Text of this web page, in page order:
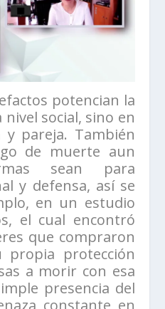
potencian la
social, sino en
pareja. También
de muerte aun
sean para
y defensa, así se
en un estudio
el cual encontró
que compraron
protección
a morir con esa
presencia del